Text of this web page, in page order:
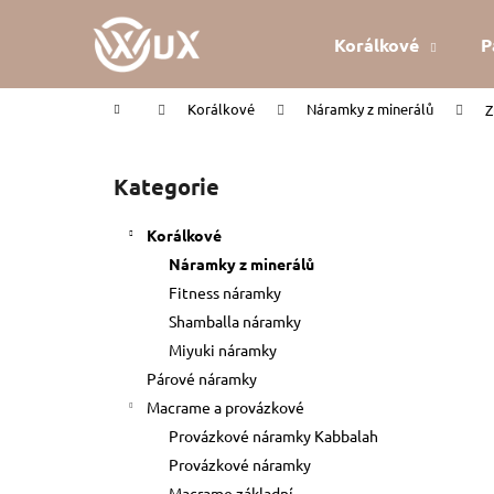
Korálkové
Domů Korálkové Náramky z minerálů
Přeskočit
kategorie
Kategorie
Korálkové
Náramky z minerálů
Fitness náramky
Shamballa náramky
Miyuki náramky
Párové náramky
Macrame a provázkové
Provázkové náramky Kabbalah
Provázkové náramky
í
Zpět
do
Zpět
do
KABBALAH ČERVENÝ NÁRAMEK